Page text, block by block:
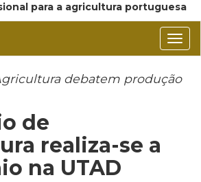
para a agricultura portuguesa
debatem produção
de
realiza-se a
na UTAD